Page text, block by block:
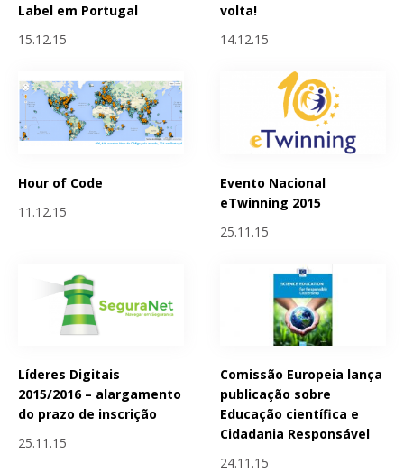
Label em Portugal
15.12.15
volta!
14.12.15
Hour of Code
11.12.15
Evento Nacional
eTwinning 2015
25.11.15
Líderes Digitais
2015/2016 – alargamento
do prazo de inscrição
25.11.15
Comissão Europeia lança
publicação sobre
Educação científica e
Cidadania Responsável
24.11.15